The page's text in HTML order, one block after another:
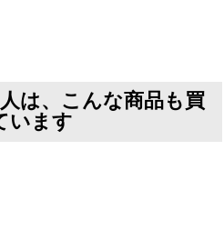
は、こんな商品も買
います